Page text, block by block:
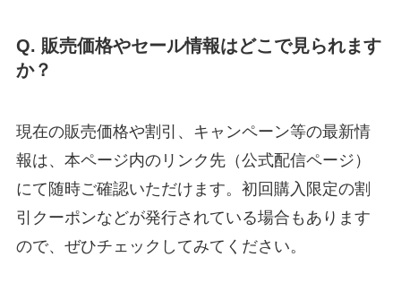
Q. 販売価格やセール情報はどこで見られます
か？
現在の販売価格や割引、キャンペーン等の最新情
報は、本ページ内のリンク先（公式配信ページ）
にて随時ご確認いただけます。初回購入限定の割
引クーポンなどが発行されている場合もあります
ので、ぜひチェックしてみてください。